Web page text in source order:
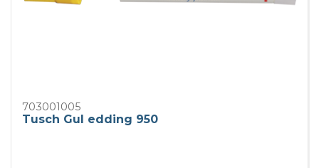
703001005
Tusch Gul edding 950